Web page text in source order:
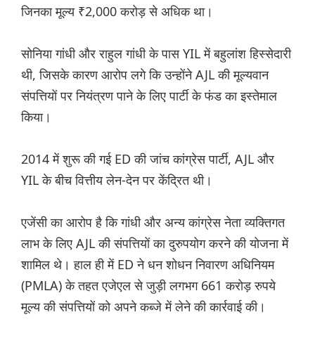
जिनका मूल्य ₹2,000 करोड़ से अधिक था।
सोनिया गांधी और राहुल गांधी के पास YIL में बहुलांश हिस्सेदारी
थी, जिसके कारण आरोप लगे कि उन्होंने AJL की मूल्यवान
संपत्तियों पर नियंत्रण पाने के लिए पार्टी के फंड का इस्तेमाल
किया।
2014 में शुरू की गई ED की जांच कांग्रेस पार्टी, AJL और
YIL के बीच वित्तीय लेन-देन पर केंद्रित थी।
एजेंसी का आरोप है कि गांधी और अन्य कांग्रेस नेता व्यक्तिगत
लाभ के लिए AJL की संपत्तियों का दुरुपयोग करने की योजना में
शामिल थे। हाल ही में ED ने धन शोधन निवारण अधिनियम
(PMLA) के तहत एजेएल से जुड़ी लगभग 661 करोड़ रुपये
मूल्य की संपत्तियों को अपने कब्जे में लेने की कार्रवाई की।